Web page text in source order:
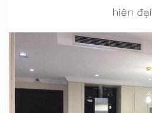
hiện đại